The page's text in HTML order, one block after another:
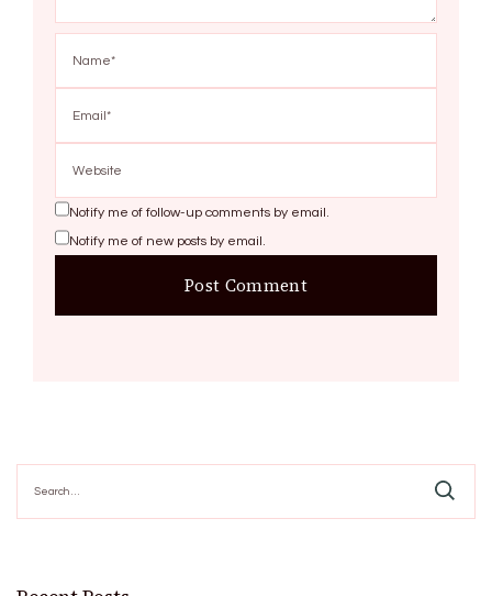
Notify me of follow-up comments by email.
Notify me of new posts by email.
for: